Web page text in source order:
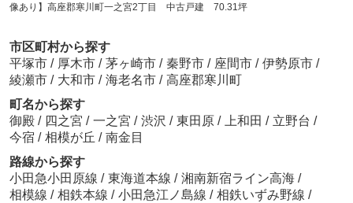
像あり】高座郡寒川町一之宮2丁目 中古戸建 70.31坪
市区町村から探す
平塚市 / 厚木市 / 茅ヶ崎市 / 秦野市 / 座間市 / 伊勢原市 /
綾瀬市 / 大和市 / 海老名市 / 高座郡寒川町
町名から探す
御殿 / 四之宮 / 一之宮 / 渋沢 / 東田原 / 上和田 / 立野台 /
今宿 / 相模が丘 / 南金目
路線から探す
小田急小田原線 / 東海道本線 / 湘南新宿ライン高海 /
相模線 / 相鉄本線 / 小田急江ノ島線 / 相鉄いずみ野線 /